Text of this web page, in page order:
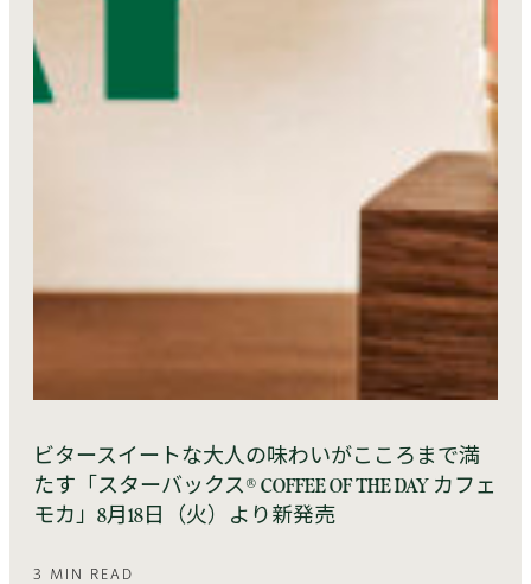
ビタースイートな大人の味わいがこころまで満
たす「スターバックス® COFFEE OF THE DAY カフェ
モカ」8月18日（火）より新発売
3 MIN READ